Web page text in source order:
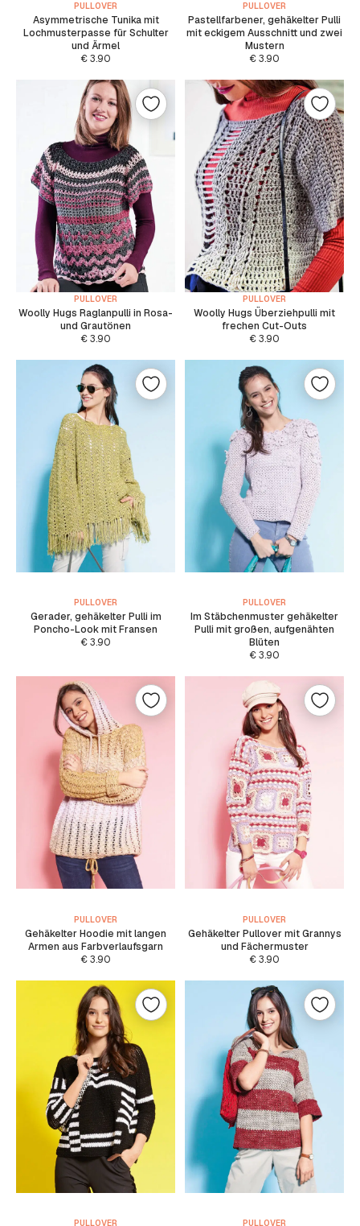
PULLOVER
Asymmetrische Tunika mit
Lochmusterpasse für Schulter
und Ärmel
€3.90
PULLOVER
Pastellfarbener, gehäkelter Pulli
mit eckigem Ausschnitt und zwei
Mustern
€3.90
PULLOVER
Woolly Hugs Raglanpulli in Rosa-
und Grautönen
€3.90
PULLOVER
Woolly Hugs Überziehpulli mit
frechen Cut-Outs
€3.90
PULLOVER
Gerader, gehäkelter Pulli im
Poncho-Look mit Fransen
€3.90
PULLOVER
Im Stäbchenmuster gehäkelter
Pulli mit großen, aufgenähten
Blüten
€3.90
PULLOVER
Gehäkelter Hoodie mit langen
Armen aus Farbverlaufsgarn
€3.90
PULLOVER
Gehäkelter Pullover mit Grannys
und Fächermuster
€3.90
PULLOVER PULLOVER